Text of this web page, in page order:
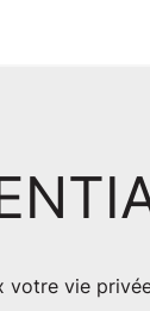
votre vie